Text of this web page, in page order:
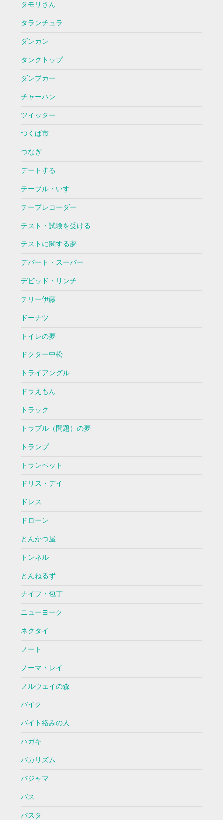
タモリさん
タランチュラ
ダンカン
タンクトップ
ダンプカー
チャーハン
ツイッター
つくば市
つなぎ
デートする
テーブル・いす
テープレコーダー
テスト・試験を受ける
テストに関する夢
デパート・スーパー
デビッド・リンチ
テリー伊藤
ドーナツ
トイレの夢
ドクター中松
トライアングル
ドラえもん
トラック
トラブル（問題）の夢
トランプ
トランペット
ドリス・デイ
ドレス
ドローン
とんかつ屋
トンネル
とんねるず
ナイフ・包丁
ニューヨーク
ネクタイ
ノート
ノーマ・レイ
ノルウェイの森
バイク
バイト絡みの人
ハガキ
バカリズム
パジャマ
バス
パスタ